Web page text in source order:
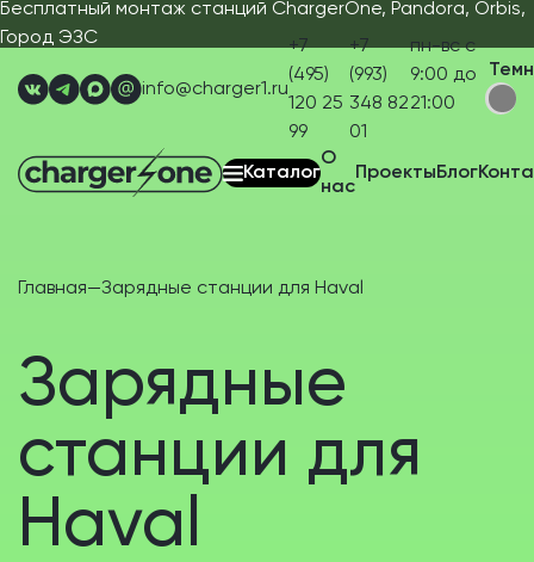
Бесплатный монтаж станций ChargerOne, Pandora, Orbis,
Город ЭЗС
info@charger1.ru
+7
(495)
120 25
99
+7
(993)
348 82
01
пн-вс с
9:00 до
21:00
Каталог
О
нас
ПроектыБлог
Главная—Зарядные станции для Haval
Зарядные
станции для
Haval